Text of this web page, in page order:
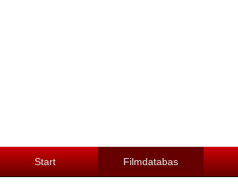
Start Filmdatabas